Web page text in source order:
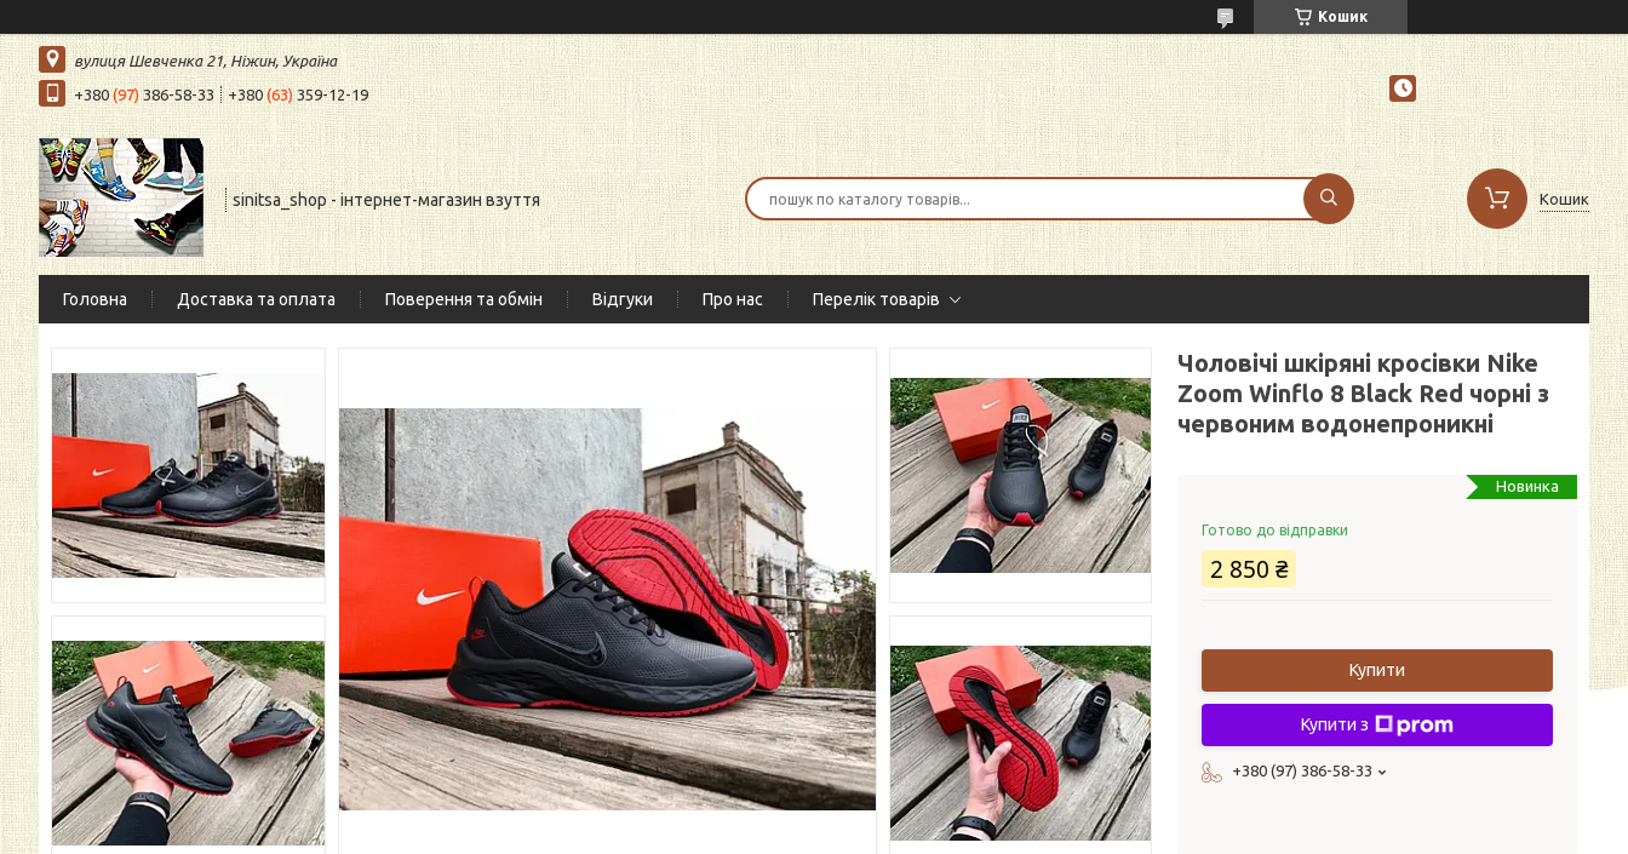
Кошик
вулиця Шевченка 21, Ніжин, Україна
+380 (97)386-58-33 +380(63)359-12-19
sinitsa_shop - інтернет-магазин взуття Кошик
Головна Доставка та оплата Поверення та обмін Відгуки Про нас Перелік товарів
Чоловічі шкіряні кросівки Nike
Zoom Winflo 8 Black Red чорні з
червоним водонепроникні
Новинка
Готово до відправки
2 850 ₴
Купити
Купити з
+380 (97) 386-58-33